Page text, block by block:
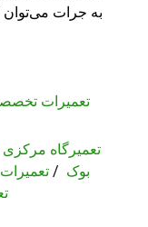
به جرات می‌توان
تعمیرات
تعمیرگاه مرکزی
بوک /